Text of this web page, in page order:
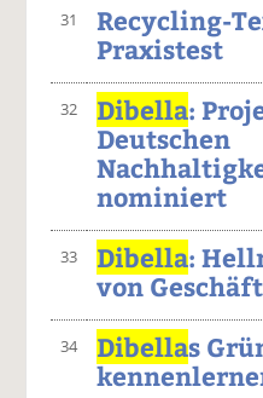
31
Recycling-
Praxistest
32 Dibella:
Deutschen
nominiert
33 Dibella:
von
34 Dibellas